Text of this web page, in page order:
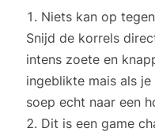
Niets kan op
Snijd de korrels
intens zoete en
ingeblikte mais als
soep echt naar een
Dit is een game